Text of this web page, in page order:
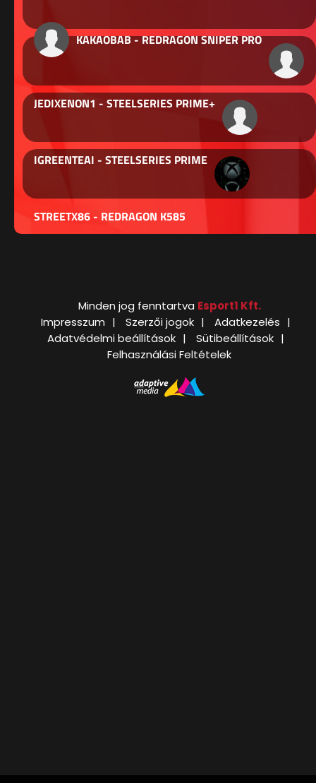
KAKAOBAB - REDRAGON SNIPER PRO
JEDIXENON1 - STEELSERIES PRIME+
IGREENTEAI - STEELSERIES PRIME
STREETX86 - REDRAGON K585
Minden jog fenntartva Esport1 Kft.
Impresszum
Szerzői jogok
Adatkezelés
Adatvédelmi beállítások
Sütibeállítások
Felhasználási Feltételek